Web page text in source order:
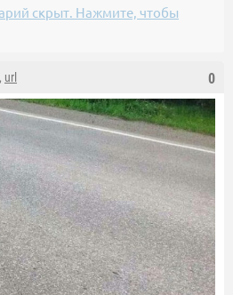
скрыт. Нажмите, чтобы
0
url